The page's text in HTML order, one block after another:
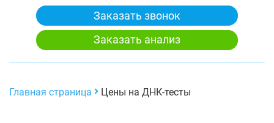
Заказать звонок
Заказать анализ
Главная страница Цены на ДНК-тесты